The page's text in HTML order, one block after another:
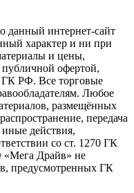
данный интернет-сайт
характер и ни при
и цены,
офертой,
ГК РФ. Все торговые
Любое
размещённых
передача
действия,
со ст. 1270 ГК
«Мега Драйв» не
предусмотренных ГК